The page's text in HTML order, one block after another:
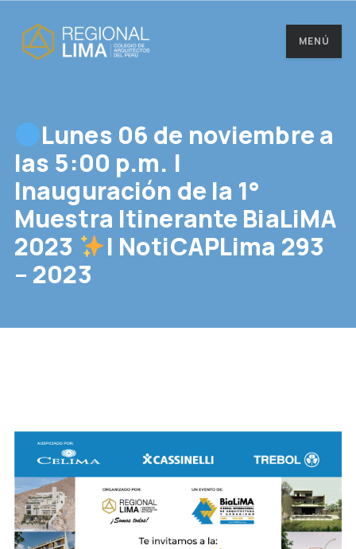
MENÚ
Lunes 06 de noviembre a
las 5:00 p.m. |
Inauguración de la 1°
Muestra Itinerante BiaLiMA
2023
| NotiCAPLima 293
– 2023